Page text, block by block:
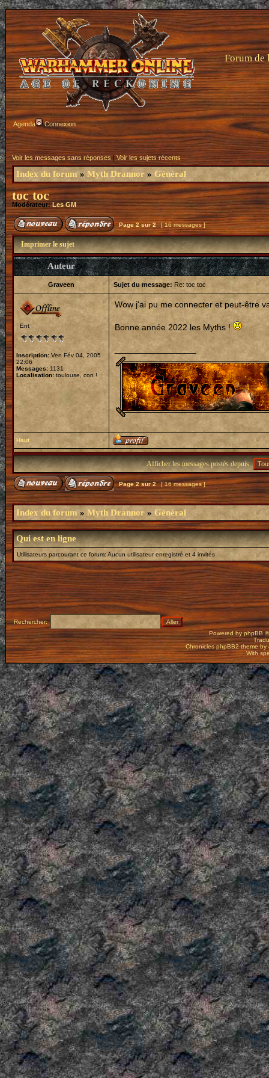
Forum
Agenda Connexion
Voir les messages sans réponses|Voir les sujets récents
Index du forum » Myth Drannor» Général
toc toc
Modérateur:Les GM
Page2sur2 [ 16 messages ]
Imprimer le sujet
Auteur
Graveen Sujet du message: Re: toc toc
Ent
Inscription:Ven Fév 04, 2005
22:06
Messages:1131
Localisation:toulouse, con !
Wow j'ai pu me connecter et peut-être
Bonne année 2022 les Myths !
_________________
Haut
Afficher les messages postés depuis:
Page2sur2 [ 16 messages ]
Index du forum » Myth Drannor» Général
Qui est en ligne
Utilisateurs parcourant ce forum: Aucun utilisateur enregistré et 4 invités
Rechercher:
Powered byphpBB©
Chronicles phpBB2 theme by
With